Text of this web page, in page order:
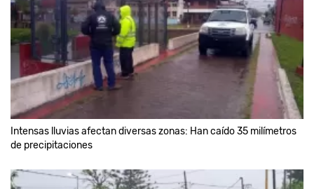
Intensas lluvias afectan diversas zonas: Han caído 35 milímetros
de precipitaciones